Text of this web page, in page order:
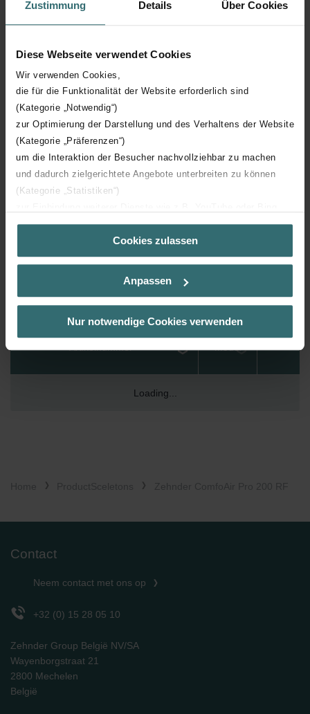
Zustimmung Details Über Cookies
Diese Webseite verwendet Cookies
Wir verwenden Cookies,
die für die Funktionalität der Website erforderlich sind
(Kategorie „Notwendig“)
zur Optimierung der Darstellung und des Verhaltens der Website
(Kategorie „Präferenzen“)
um die Interaktion der Besucher nachvollziehbar zu machen
und dadurch zielgerichtete Angebote unterbreiten zu können
(Kategorie „Statistiken“)
(Kategorie „Marketing“)
Über „Details zeigen“ bzw. die Datenschutzerklärung erhalten
Sie weitere Informationen. Durch die Auswahl der Kategorie
der Auswahl von „Statistiken“ willigen Sie ein, dass wir Ihren
Besuchsverlauf auf unserer Website verwenden, um Ihnen die
bestmögliche Nutzererfahrung zu ermöglichen und Ihnen
widerrufen.
Zehnder Group France: Protection des données
Zehnder Group Nederland bv: Privacyverklaringen
Zehnder Group Schweiz AG: Datenschutz
Zehnder Polska Sp. z o.o.: Oświadczenie o ochronie
danych Zehnder
Cookies zulassen
Anpassen
Nur notwendige Cookies verwenden
De optimale combinatie van een ventilatie-unit met
warmteterugwinning en originele Zehnder filters
(comform de luchtfilternorm ISO 16890) zorgen voor
Beperkte connectiemogelijkheid met BMS systeem:
enkel gegevens uitlezen, geen mogelijkheid tot
De ingebouwde RF print maakt het mogelijk om
bedieningen en senoren draadloos aan te sluiten
Downloads
loading...
Artikelnummer Model
Loading...
Contact
Neem contact met ons op
+32 (0) 15 28 05 10
Zehnder Group België NV/SA
Wayenborgstraat 21
2800 Mechelen
België